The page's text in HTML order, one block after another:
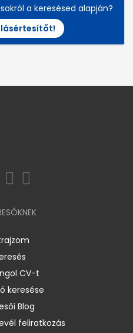
a keresésed alapján?
CV-t
keresése
Blog
feliratkozás